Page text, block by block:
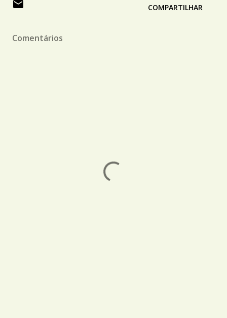
COMPARTILHAR
Comentários